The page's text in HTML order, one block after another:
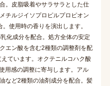
。皮脂吸着やサラサラとした仕
チルジイソプロピルプロピオン
使用時の香りを演出します。
化成分を配合。処方全体の安定
エン酸を含む2種類の調整剤を配
ています。オクテニルコハク酸
用感の調整に寄与します。アル
など2種類の油剤成分を配合。髪